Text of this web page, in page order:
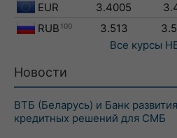
EUR
3.4005
RUB 100 3.513
Все курсы
Новости
ВТБ (Беларусь) и Банк
кредитных решений для СМБ